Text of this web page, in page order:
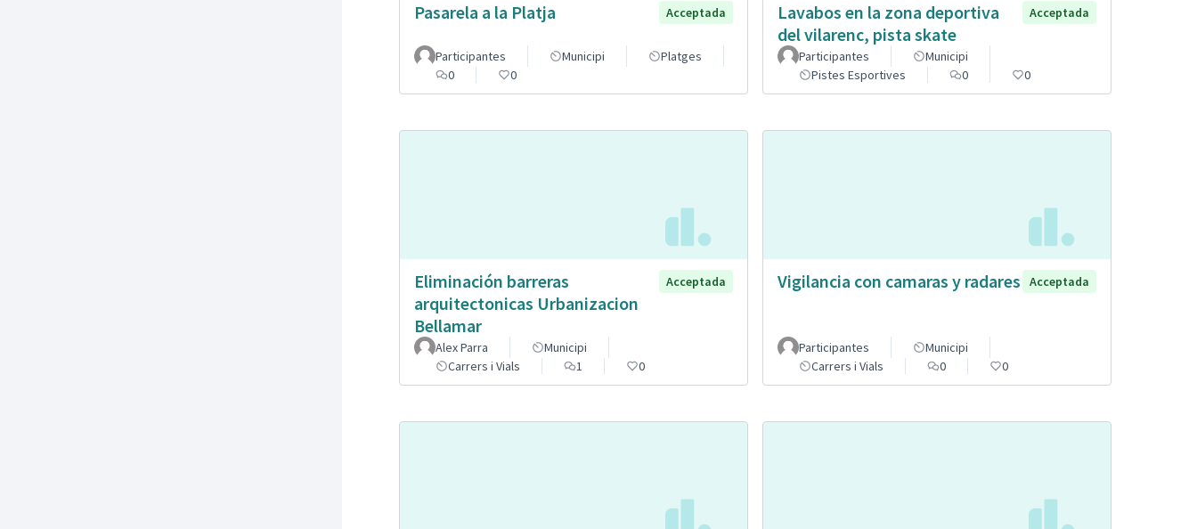
Pasarela a la Platja Acceptada
Participantes Municipi
Platges
0
0
Lavabos en la zona deportiva
del vilarenc, pista skate
Acceptada
Participantes
Municipi
Pistes Esportives
0 0
Eliminación barreras
arquitectonicas Urbanizacion
Bellamar
Acceptada
Alex Parra
Municipi
Carrers i Vials
1 0
Vigilancia con camaras y radares Acceptada
Participantes
Municipi
Carrers i Vials
0 0